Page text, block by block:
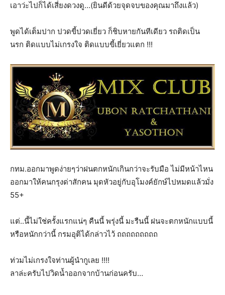
เอาว่ะไปก็ได้เสี่ยงดวงดู…(ยินดีด้วยจุดจบของคุณมาถึงแล้ว)
พูดได้เต็มปาก ปวดขี้ปวดเยี่ยว ก็ชิบหายกันทีเดียว รถติดเป็น
นรก ติดแบบไม่เกรงใจ ติดแบบขี้เยี่ยวแตก !!!
กทม.ออกมาพูดง่ายๆว่าฝนตกหนักเกินกว่าจะรับมือ ไม่มีหน้าไหน
ออกมาให้คนกรุงด่าสักคน มุดหัวอยู่กับอุโมงค์ยักษ์ไปหมดแล้วมั่ง
55+
แต่..นี้ไม่ใช่ครั้งแรกแน่ๆ คืนนี้ พรุ่งนี้ มะรืนนี้ ฝนจะตกหนักแบบนี้
หรือหนักกว่านี้ กรมอุติได้กล่าวไว้ ถถถถถถถถถ
ท่วมไม่เกรงใจท่านผู้นำกูเลย !!!!
ลาล่ะครับไปวิดน้ำออกจากบ้านก่อนครับ…